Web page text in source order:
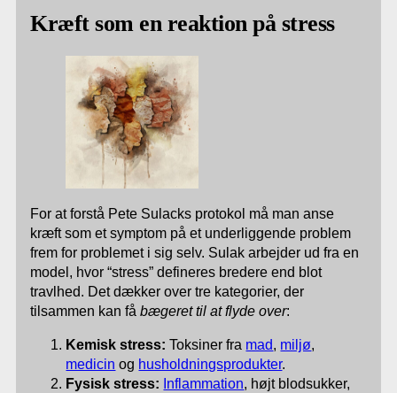
Kræft som en reaktion på stress
For at forstå Pete Sulacks protokol må man anse
kræft som et symptom på et underliggende problem
frem for problemet i sig selv. Sulak arbejder ud fra en
model, hvor “stress” defineres bredere end blot
travlhed. Det dækker over tre kategorier, der
tilsammen kan fåbægeret til at flyde over:
Kemisk stress: Toksiner fra mad, miljø,
medicin og husholdningsprodukter.
Fysisk stress: Inflammation, højt blodsukker,